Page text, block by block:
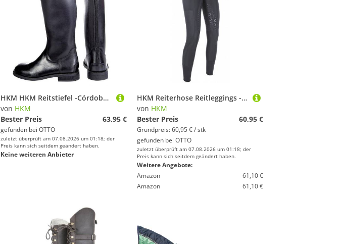
HKM HKM Reitstiefel -Córdoba Kinder- Reitstiefel
von HKM
Bester Preis
63,95 €
gefunden bei OTTO
zuletzt überprüft am 07.08.2026 um 01:18; der
Preis kann sich seitdem geändert haben.
Keine weiteren Anbieter
HKM Reiterhose Reitleggings -Mesh- Silikon-Vollbesatz
von HKM
Bester Preis
60,95 €
Grundpreis: 60,95 € / stk
gefunden bei OTTO
zuletzt überprüft am 07.08.2026 um 01:18; der
Preis kann sich seitdem geändert haben.
Weitere Angebote:
Amazon
61,10 €
Amazon
61,10 €